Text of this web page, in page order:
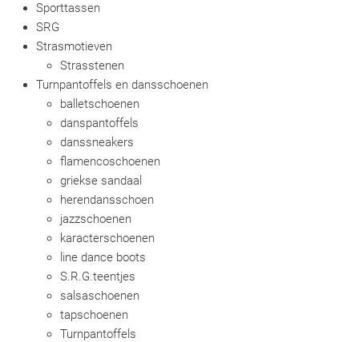
Sporttassen
SRG
Strasmotieven
Strasstenen
Turnpantoffels en dansschoenen
balletschoenen
danspantoffels
danssneakers
flamencoschoenen
griekse sandaal
herendansschoen
jazzschoenen
karacterschoenen
line dance boots
S.R.G.teentjes
salsaschoenen
tapschoenen
Turnpantoffels